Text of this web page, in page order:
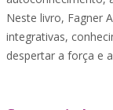
Neste livro, Fagner
integrativas,
despertar a força e